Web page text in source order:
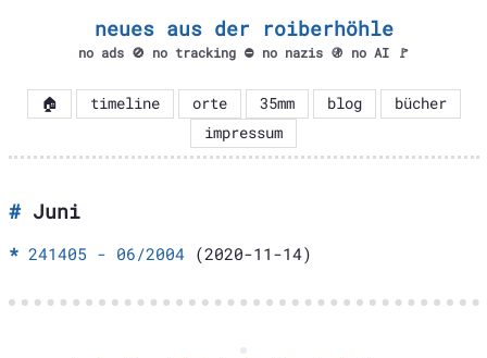
neues aus der roiberhöhle
no ads 🚫 no tracking ⛔ no nazis 🚯 no AI 🚩
🏠 timeline orte 35mm blog
bücher
impressum
Juni
241405 - 06/2004(2020-11-14)